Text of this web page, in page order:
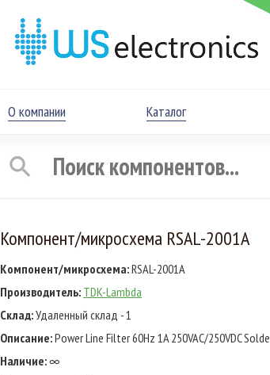
О компании Каталог
Компонент/микросхема RSAL-2001A
Компонент/микросхема:RSAL-2001A
Производитель: TDK-Lambda
Склад:Удаленный склад - 1
Описание:Power Line Filter 60Hz 1A 250VAC/250VDC
Наличие:∞